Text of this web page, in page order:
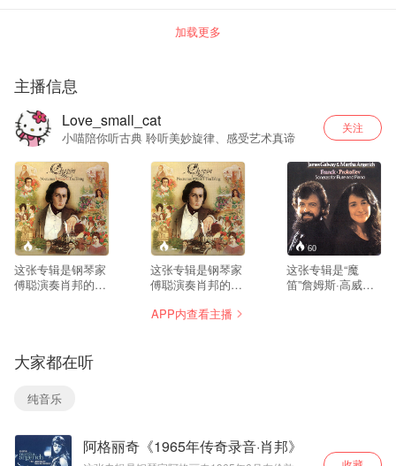
加载更多
主播信息
Love_small_cat
小喵陪你听古典 聆听美妙旋律、感受艺术真谛
关注
--
这张专辑是钢琴家
傅聪演奏肖邦的10
曲，情绪更复杂、
织体厚重，悲剧
性、沉思感更强。
傅聪以东方美学理
度煽情，克制、通
透，歌唱性极强，
--
这张专辑是钢琴家
傅聪演奏肖邦的11
非常独特的版本，
非常清晰，把夜曲
60
这张专辑是“魔
笛”詹姆斯·高威与
跃在世界各地舞
APP内查看主播
大家都在听
纯音乐
阿格丽奇《1965年传奇录音·肖邦》